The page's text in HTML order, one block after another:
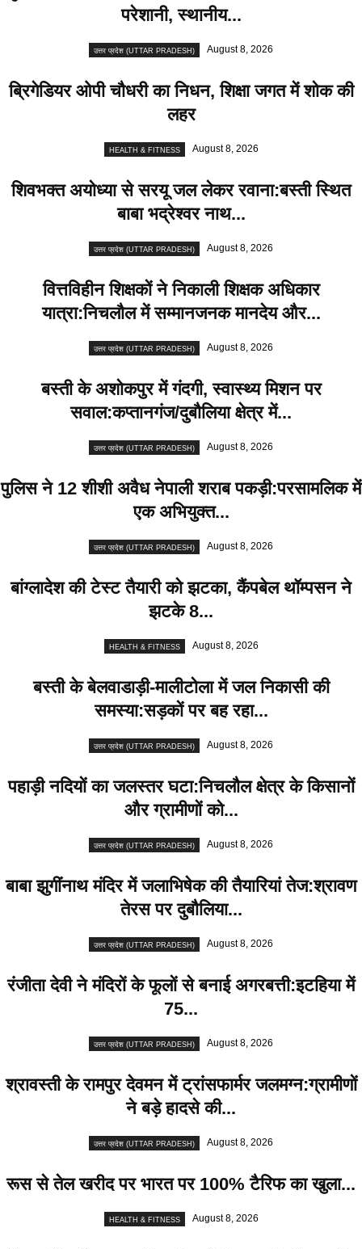
परेशानी, स्थानीय...
उत्तर प्रदेश (UTTAR PRADESH) August 8, 2026
ब्रिगेडियर ओपी चौधरी का निधन, शिक्षा जगत में शोक की
लहर
HEALTH & FITNESS August 8, 2026
शिवभक्त अयोध्या से सरयू जल लेकर रवाना:बस्ती स्थित
बाबा भद्रेश्वर नाथ...
उत्तर प्रदेश (UTTAR PRADESH) August 8, 2026
वित्तविहीन शिक्षकों ने निकाली शिक्षक अधिकार
यात्रा:निचलौल में सम्मानजनक मानदेय और...
उत्तर प्रदेश (UTTAR PRADESH) August 8, 2026
बस्ती के अशोकपुर में गंदगी, स्वास्थ्य मिशन पर
सवाल:कप्तानगंज/दुबौलिया क्षेत्र में...
उत्तर प्रदेश (UTTAR PRADESH) August 8, 2026
पुलिस ने 12 शीशी अवैध नेपाली शराब पकड़ी:परसामलिक में
एक अभियुक्त...
उत्तर प्रदेश (UTTAR PRADESH) August 8, 2026
बांग्लादेश की टेस्ट तैयारी को झटका, कैंपबेल थॉम्पसन ने
झटके 8...
HEALTH & FITNESS August 8, 2026
बस्ती के बेलवाडाड़ी-मालीटोला में जल निकासी की
समस्या:सड़कों पर बह रहा...
उत्तर प्रदेश (UTTAR PRADESH) August 8, 2026
पहाड़ी नदियों का जलस्तर घटा:निचलौल क्षेत्र के किसानों
और ग्रामीणों को...
उत्तर प्रदेश (UTTAR PRADESH) August 8, 2026
बाबा झुगींनाथ मंदिर में जलाभिषेक की तैयारियां तेज:श्रावण
तेरस पर दुबौलिया...
उत्तर प्रदेश (UTTAR PRADESH) August 8, 2026
रंजीता देवी ने मंदिरों के फूलों से बनाई अगरबत्ती:इटहिया में
75...
उत्तर प्रदेश (UTTAR PRADESH) August 8, 2026
श्रावस्ती के रामपुर देवमन में ट्रांसफार्मर जलमग्न:ग्रामीणों
ने बड़े हादसे की...
उत्तर प्रदेश (UTTAR PRADESH) August 8, 2026
रूस से तेल खरीद पर भारत पर 100% टैरिफ का खुला...
HEALTH & FITNESS August 8, 2026